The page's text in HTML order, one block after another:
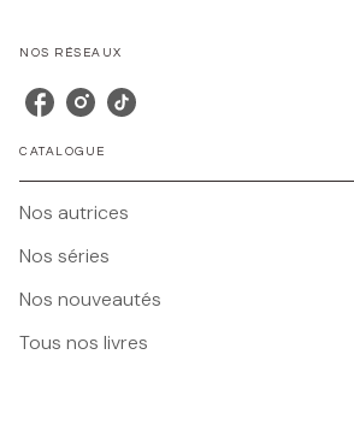
NOS RÉSEAUX
CATALOGUE
Nos autrices
Nos séries
Nos nouveautés
Tous nos livres